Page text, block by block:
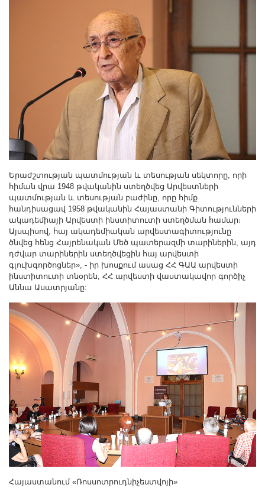
Երաժշտության պատմության և տեսության սեկտորը, որի
հիման վրա 1948 թվականին ստեղծվեց Արվեստների
պատմության և տեսության բաժինը, որը հիմք
հանդիսացավ 1958 թվականին Հայաստանի Գիտությունների
ակադեմիայի Արվեստի ինստիտուտի ստեղծման համար։
Այսպիսով, հայ ակադեմիական արվեստագիտությունը
ծնվեց հենց Հայրենական Մեծ պատերազմի տարիներին, այդ
դժվար տարիներին ստեղծվեցին հայ արվեստի
գլուխգործոցներ», - իր խոսքում ասաց ՀՀ ԳԱԱ արվեստի
ինստիտուտի տնօրեն, ՀՀ արվեստի վաստակավոր գործիչ
Աննա Ասատրյանը:
Հայաստանում «Ռոսսոտրուդնիչեստվոյի»